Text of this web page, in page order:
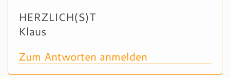
HERZLICH(S)T
Klaus
Zum Antworten anmelden